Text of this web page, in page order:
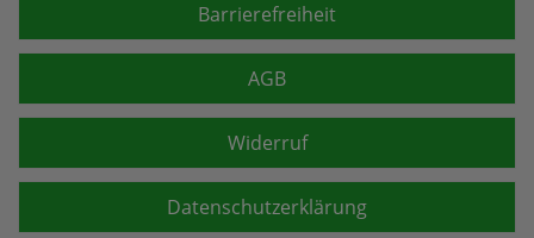
Barrierefreiheit
AGB
Widerruf
Datenschutzerklärung